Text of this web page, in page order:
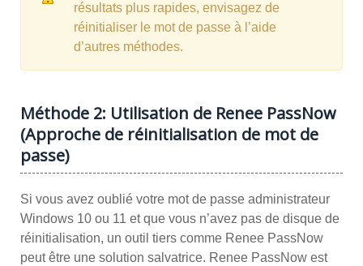
résultats plus rapides, envisagez de
réinitialiser le mot de passe à l’aide
d’autres méthodes.
Méthode 2: Utilisation de Renee PassNow
(Approche de réinitialisation de mot de
passe)
Si vous avez oublié votre mot de passe administrateur
Windows 10 ou 11 et que vous n’avez pas de disque de
réinitialisation, un outil tiers comme Renee PassNow
peut être une solution salvatrice. Renee PassNow est